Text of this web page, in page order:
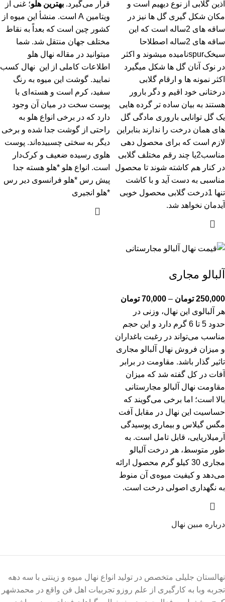
آذین گلابی از نوع دیهیم است و
مکان شکل گیری گل ها نیز در
ساقه های 2ساله است که این
ساقه های 2ساله اصطلاحا
سیخکspurنامیده میشوند و اکثر
در نوک آنان گل ها شکل میگیرد
اکثر نمونه ها و ارقام گلابی
درختانی خود اقیم و دگر بارور
هستند به بیان ساده تر گرده هایی
یک گل توانایی باروری مادگی گل
های همان درخت را ندارند بنابراین
لازم است که برای محصول دهی
مناسب2یا چند رقم مختلف گلابی
در کنار هم کاشته شوند تا محصول
مناسبی به دست آید و با کاشت
تنها 1درخت گلابی محصول خوبی
آیدمان نخواهد شد.
قرار می‌گیرد. بهترین هلو؛ غنی از
ویتامین A است. منشأ این میوه از
کشور چین است که بعداً به نقاط
مختلف جهان منتقل شد. شما
میتوانید در مقاله نهال هلو
اطلاعات کاملی از این نهال کسب
نمایید. گوشت این میوه به رنگ
سفید، کرم است و هسته‌ای با
پوست سخت در میان آن وجود
دارد که در برخی انواع هلو به
راحتی از گوشت جدا شده و برخی
دیگر به سختی چسبیده‌اند. پوست
هلوی رسیده ضعیف و کرک‌دار
است. انواع هلو *هلو هسته جدا
پیش رس *هلو فرانسوی دیر رس
*هلو انجیری
آلبالو مجاری
250,000 تومان –
70,000 تومان
هر آلبالوی این نهال، وزنی در
حدود 5 تا 6 گرم دارد و این حجم
مناسب می‌تواند در رغبت باغداران
و میزان فروش نهال آلبالو مجاری
تاثیر گذار باشد. مقاومت در برابر
آفات در کل گفته شد که میزان
مقاومت نهال آلبالو مجارستانی
بالا است؛ اما برخی می‌گویند که
حساسیت این نهال در مقابل آفت
مگس گیلاس و بیماری پوسیدگی
آرمیلاریایی، قابل تامل است. به
طور متوسط، هر درخت آلبالو
مجاری 30 کیلو گرم محصول ارائه
می‌دهد و کیفیت میوه‌ی آن منوط
به نگهداری اصولی درخت است.
درباره مبین نهال
نهالستان جلیلی متخصص در تولید انواع نهال میوه و زینتی با سه دهه
تجربه وبا به کارگیری از علم روزو تجربیات اهل فن واقع در محمدشهر